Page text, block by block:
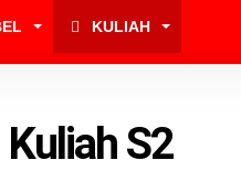
KULIAH
S2